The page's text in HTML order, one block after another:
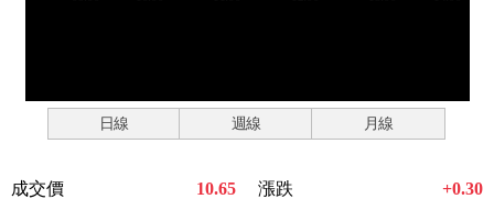
日線 週線 月線
成交價 10.65 漲跌 +0.30